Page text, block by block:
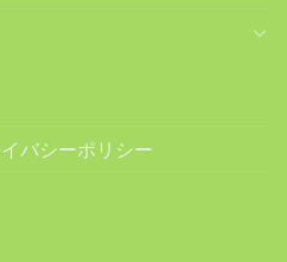
バシーポリシー